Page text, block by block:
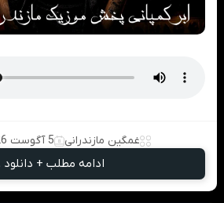
غمگین مازندرانی 5 آگوست 2026
ادامه مطلب + دانلود